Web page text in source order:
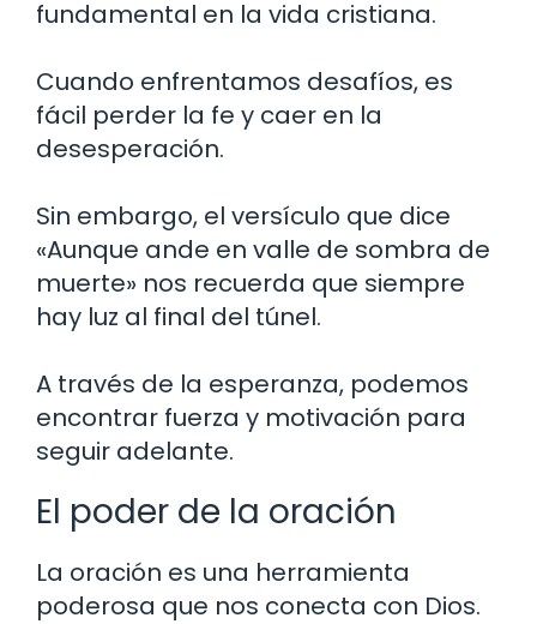
fundamental en la vida cristiana.
Cuando enfrentamos desafíos, es
fácil perder la fe y caer en la
desesperación.
Sin embargo, el versículo que dice
«Aunque ande en valle de sombra de
muerte» nos recuerda que siempre
hay luz al final del túnel.
A través de la esperanza, podemos
encontrar fuerza y motivación para
seguir adelante.
El poder de la oración
La oración es una herramienta
poderosa que nos conecta con Dios.